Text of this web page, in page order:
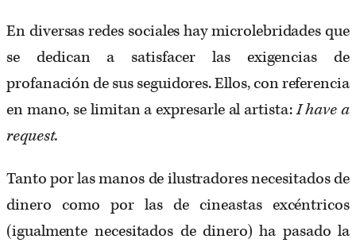
En diversas redes sociales hay microlebridades que
se dedican a satisfacer las exigencias de
profanación de sus seguidores. Ellos, con referencia
en mano, se limitan a expresarle al artista:I have a
request.
Tanto por las manos de ilustradores necesitados de
dinero como por las de cineastas excéntricos
(igualmente necesitados de dinero) ha pasado la